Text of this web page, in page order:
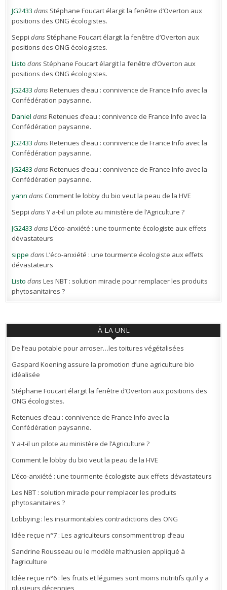
JG2433 dans Stéphane Foucart élargit la fenêtre d’Overton aux
positions des ONG écologistes.
Seppi dans Stéphane Foucart élargit la fenêtre d’Overton aux
positions des ONG écologistes.
Listo dans Stéphane Foucart élargit la fenêtre d’Overton aux
positions des ONG écologistes.
JG2433 dansRetenues d’eau : connivence de France Info avec la
Confédération paysanne.
Daniel dansRetenues d’eau : connivence de France Info avec la
Confédération paysanne.
JG2433 dansRetenues d’eau : connivence de France Info avec la
Confédération paysanne.
JG2433 dansRetenues d’eau : connivence de France Info avec la
Confédération paysanne.
yann dans Comment le lobby du bio veut la peau de la HVE
Seppi dansY a-t-il un pilote au ministère de l’Agriculture ?
JG2433 dansL’éco-anxiété : une tourmente écologiste aux effets
dévastateurs
sippe dansL’éco-anxiété : une tourmente écologiste aux effets
dévastateurs
Listo dansLes NBT : solution miracle pour remplacer les produits
phytosanitaires ?
À LA UNE
De l’eau potable pour arroser…les toitures végétalisées
Gaspard Koening assure la promotion d’une agriculture bio
idéalisée
Stéphane Foucart élargit la fenêtre d’Overton aux positions des
ONG écologistes.
Retenues d’eau : connivence de France Info avec la
Confédération paysanne.
Y a-t-il un pilote au ministère de l’Agriculture ?
Comment le lobby du bio veut la peau de la HVE
L’éco-anxiété : une tourmente écologiste aux effets dévastateurs
Les NBT : solution miracle pour remplacer les produits
phytosanitaires ?
Lobbying : les insurmontables contradictions des ONG
Idée reçue n°7 : Les agriculteurs consomment trop d’eau
Sandrine Rousseau ou le modèle malthusien appliqué à
l’agriculture
Idée reçue n°6 : les fruits et légumes sont moins nutritifs qu’il y a
plusieurs décennies